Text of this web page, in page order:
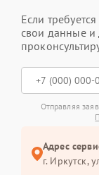
Если
свои данные и
Отправляя
Адрес
г. Иркутск,